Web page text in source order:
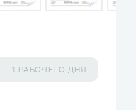
1 РАБОЧЕГО ДНЯ